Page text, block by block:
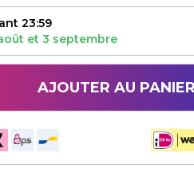
23:59
et 3 septembre
AJOUTER AU PANIER